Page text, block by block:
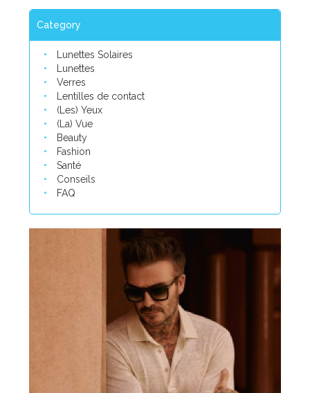
Category
Lunettes Solaires
Lunettes
Verres
Lentilles de contact
(Les) Yeux
(La) Vue
Beauty
Fashion
Santé
Conseils
FAQ